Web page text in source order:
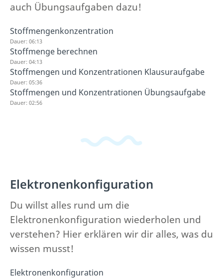
auch Übungsaufgaben dazu!
Stoffmengenkonzentration
Dauer: 06:13
Stoffmenge berechnen
Dauer: 04:13
Stoffmengen und Konzentrationen Klausuraufgabe
Dauer: 05:36
Stoffmengen und Konzentrationen Übungsaufgabe
Dauer: 02:56
Elektronenkonfiguration
Du willst alles rund um die
Elektronenkonfiguration wiederholen und
verstehen? Hier erklären wir dir alles, was du
wissen musst!
Elektronenkonfiguration